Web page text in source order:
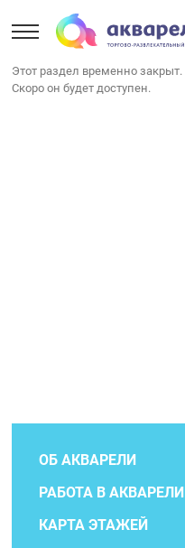
Этот раздел временно закрыт.
Скоро он будет доступен.
ОБ АКВАРЕЛИ
РАБОТА В АКВАРЕЛИ
КАРТА ЭТАЖЕЙ